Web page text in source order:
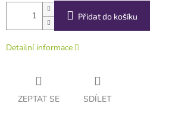
Přidat do košíku
Detailní informace
ZEPTAT SE SDÍLET